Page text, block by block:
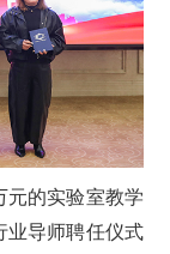
元的实验室教学
业导师聘任仪式